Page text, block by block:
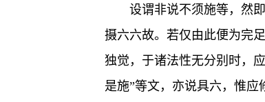
设谓非说不须施等，然
摄六六故。若仅由此便为完
独觉，于诸法性无分别时，
是施”等文，亦说具六，惟